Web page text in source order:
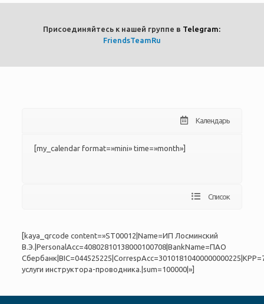
Присоединяйтесь к нашей группе в Telegram:
FriendsTeamRu
Календарь
[my_calendar format=»mini» time=»month»]
Список
[kaya_qrcode content=»ST00012|Name=ИП Лосминский
В.Э.|PersonalAcc=40802810138000100708|BankName=ПАО
услуги инструктора-проводника.|sum=100000|»]